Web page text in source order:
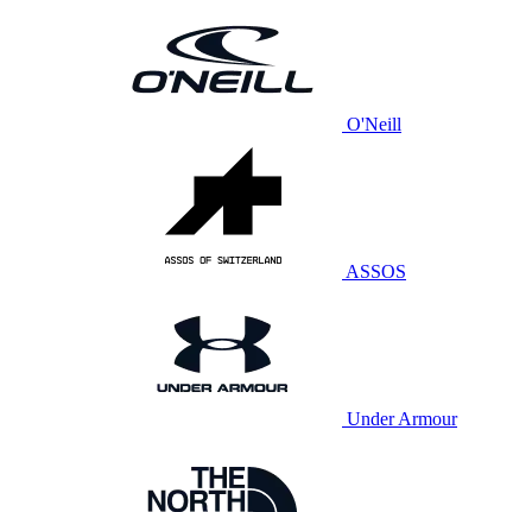
O'Neill
ASSOS
Under Armour